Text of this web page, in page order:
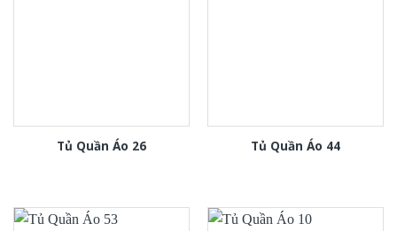
Tủ Quần Áo 26 Tủ Quần Áo 44